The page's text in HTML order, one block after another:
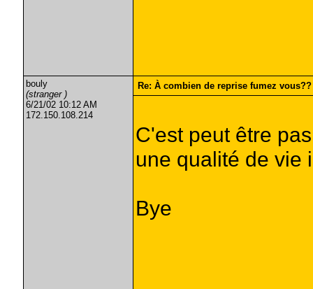
bouly
(stranger )
6/21/02 10:12 AM
172.150.108.214
Re: À combien de reprise fumez vous??
C'est peut être
une qualité de vie
Bye